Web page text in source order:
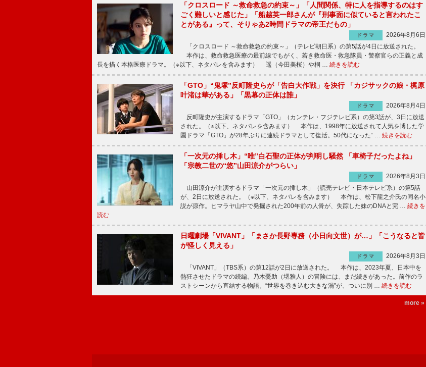
「クロスロード ～救命救急の約束～」「人間関係、特に人を指導するのはす
ごく難しいと感じた」「船越英一郎さんが『刑事面に似ていると言われたこ
とがある』って、そりゃあ2時間ドラマの帝王だもの」
ドラマ
2026年8月6日
「クロスロード ～救命救急の約束～」（テレビ朝日系）の第5話が4日に放送された。
本作は、救命救急医療の最前線でもがく、若き救命医・救急隊員・警察官らの正義と成
長を描く本格医療ドラマ。（※以下、ネタバレを含みます） 遥（今田美桜）や桐 … 続きを読む
「GTO」“鬼塚”反町隆史らが「告白大作戦」を決行 「カジサックの娘・梶原
叶渚は華がある」「黒幕の正体は誰」
ドラマ
2026年8月4日
反町隆史が主演するドラマ「GTO」（カンテレ・フジテレビ系）の第3話が、3日に放送
された。（※以下、ネタバレを含みます） 本作は、1998年に放送されて人気を博した学
園ドラマ「GTO」が28年ぶりに連続ドラマとして復活。50代になった“ … 続きを読む
「一次元の挿し木」“唯”白石聖の正体が判明し騒然 「車椅子だったよね」
「宗教二世の“悠”山田涼介がつらい」
ドラマ
2026年8月3日
山田涼介が主演するドラマ「一次元の挿し木」（読売テレビ・日本テレビ系）の第5話
が、2日に放送された。（※以下、ネタバレを含みます） 本作は、松下龍之介氏の同名小
説が原作。ヒマラヤ山中で発掘された200年前の人骨が、失踪した妹のDNAと完 … 続きを
読む
日曜劇場「VIVANT」「まさか長野専務（小日向文世）が…」「こうなると皆
が怪しく見える」
ドラマ
2026年8月3日
「VIVANT」（TBS系）の第12話が2日に放送された。 本作は、2023年夏、日本中を
熱狂させたドラマの続編。乃木憂助（堺雅人）の冒険には、まだ続きがあった。前作のラ
ストシーンから直結する物語。“世界を巻き込む大きな渦”が、ついに別 … 続きを読む
more »